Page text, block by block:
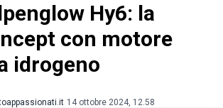
Hy6: la
con motore
idrogeno
14 ottobre 2024, 12.58